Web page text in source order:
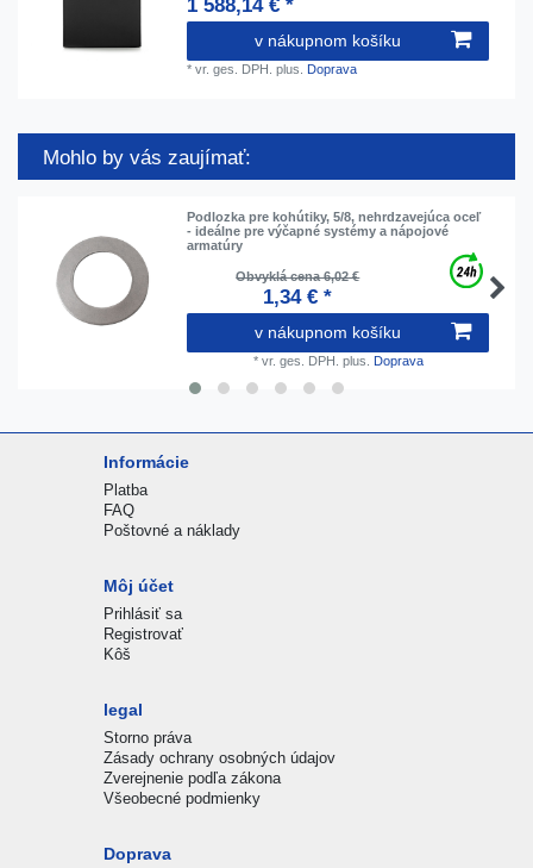
1 588,14 € *
v nákupnom košíku
*vr. ges. DPH. plus. Doprava
Mohlo by vás zaujímať:
Podlozka pre kohútiky, 5/8, nehrdzavejúca oceľ
- ideálne pre výčapné systémy a nápojové
armatúry
Obvyklá cena 6,02 €
1,34 € *
v nákupnom košíku
* vr. ges. DPH. plus. Doprava
Informácie
Platba
FAQ
Poštovné a náklady
Môj účet
Prihlásiť sa
Registrovať
Kôš
legal
Storno práva
Zásady ochrany osobných údajov
Zverejnenie podľa zákona
Všeobecné podmienky
Doprava